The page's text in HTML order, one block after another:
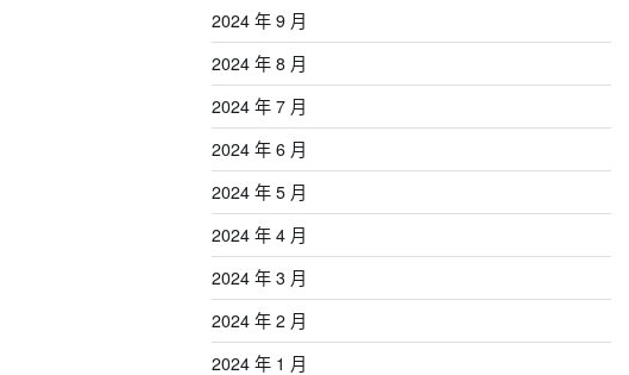
2024 年 9 月
2024 年 8 月
2024 年 7 月
2024 年 6 月
2024 年 5 月
2024 年 4 月
2024 年 3 月
2024 年 2 月
2024 年 1 月